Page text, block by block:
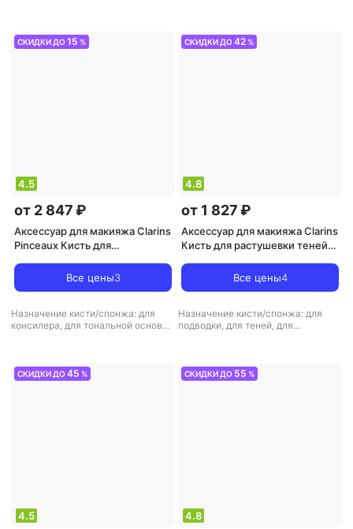
СКИДКИ ДО15 %
4.5
от 2 847 ₽
Аксессуар для макияжа Clarins
Pinceaux Кисть для
Все цены3
Назначение кисти/спонжа: для
консилера, для тональной основы
СКИДКИ ДО42 %
4.8
от 1 827 ₽
Аксессуар для макияжа Clarins
Кисть для растушевки теней
Все цены4
Назначение кисти/спонжа: для
подводки, для теней, для
СКИДКИ ДО45 %
4.5
СКИДКИ ДО 55 %
4.8